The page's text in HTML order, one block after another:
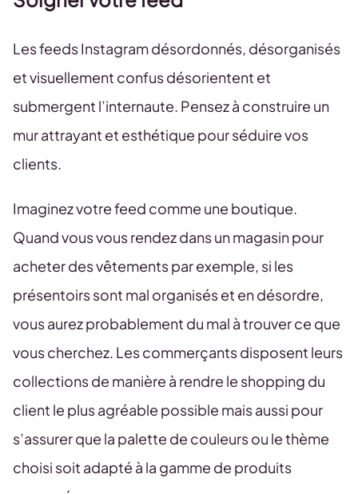
Les feeds Instagram désordonnés, désorganisés
et visuellement confus désorientent et
submergent l’internaute. Pensez à construire un
mur attrayant et esthétique pour séduire vos
clients.
Imaginez votre feed comme une boutique.
Quand vous vous rendez dans un magasin pour
acheter des vêtements par exemple, si les
présentoirs sont mal organisés et en désordre,
vous aurez probablement du mal à trouver ce que
vous cherchez. Les commerçants disposent leurs
collections de manière à rendre le shopping du
client le plus agréable possible mais aussi pour
s’assurer que la palette de couleurs ou le thème
choisi soit adapté à la gamme de produits